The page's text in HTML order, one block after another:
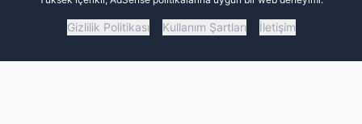
Gizlilik Politikası Kullanım Şartları İletişim